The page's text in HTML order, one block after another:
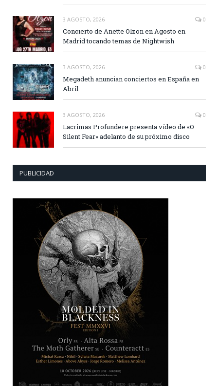
3 AGOSTO, 2026 0
Concierto de Anette Olzon en Agosto en
Madrid tocando temas de Nightwish
3 AGOSTO, 2026 0
Megadeth anuncian conciertos en España en
Abril
3 AGOSTO, 2026 0
Lacrimas Profundere presenta vídeo de «O
Silent Fear» adelanto de su próximo disco
PUBLICIDAD